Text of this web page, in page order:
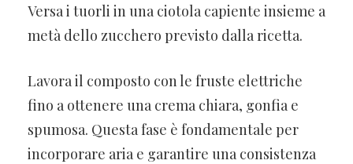
Versa i tuorli in una ciotola capiente insieme a
metà dello zucchero previsto dalla ricetta.
Lavora il composto con le fruste elettriche
fino a ottenere una crema chiara, gonfia e
spumosa. Questa fase è fondamentale per
incorporare aria e garantire una consistenza